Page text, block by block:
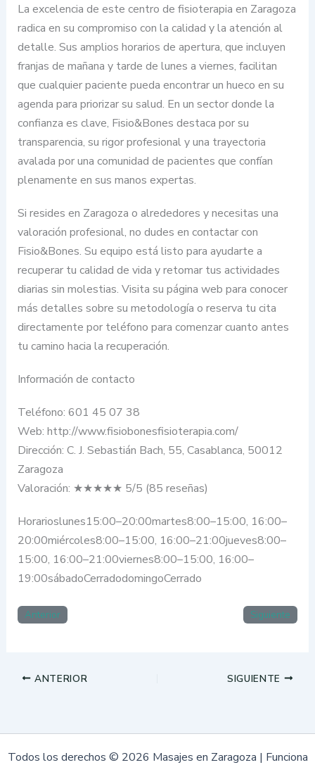
La excelencia de este centro de fisioterapia en Zaragoza
radica en su compromiso con la calidad y la atención al
detalle. Sus amplios horarios de apertura, que incluyen
franjas de mañana y tarde de lunes a viernes, facilitan
que cualquier paciente pueda encontrar un hueco en su
agenda para priorizar su salud. En un sector donde la
confianza es clave, Fisio&Bones destaca por su
transparencia, su rigor profesional y una trayectoria
avalada por una comunidad de pacientes que confían
plenamente en sus manos expertas.
Si resides en Zaragoza o alrededores y necesitas una
valoración profesional, no dudes en contactar con
Fisio&Bones. Su equipo está listo para ayudarte a
recuperar tu calidad de vida y retomar tus actividades
diarias sin molestias. Visita su página web para conocer
más detalles sobre su metodología o reserva tu cita
directamente por teléfono para comenzar cuanto antes
tu camino hacia la recuperación.
Información de contacto
Teléfono: 601 45 07 38
Web: http://www.fisiobonesfisioterapia.com/
Dirección: C. J. Sebastián Bach, 55, Casablanca, 50012
Zaragoza
Valoración: ★★★★★ 5/5 (85 reseñas)
Horarioslunes15:00–20:00martes8:00–15:00, 16:00–
20:00miércoles8:00–15:00, 16:00–21:00jueves8:00–
15:00, 16:00–21:00viernes8:00–15:00, 16:00–
19:00sábadoCerradodomingoCerrado
Anterior Siguiente
ANTERIOR SIGUIENTE
Todos los derechos © 2026 Masajes en Zaragoza | Funciona